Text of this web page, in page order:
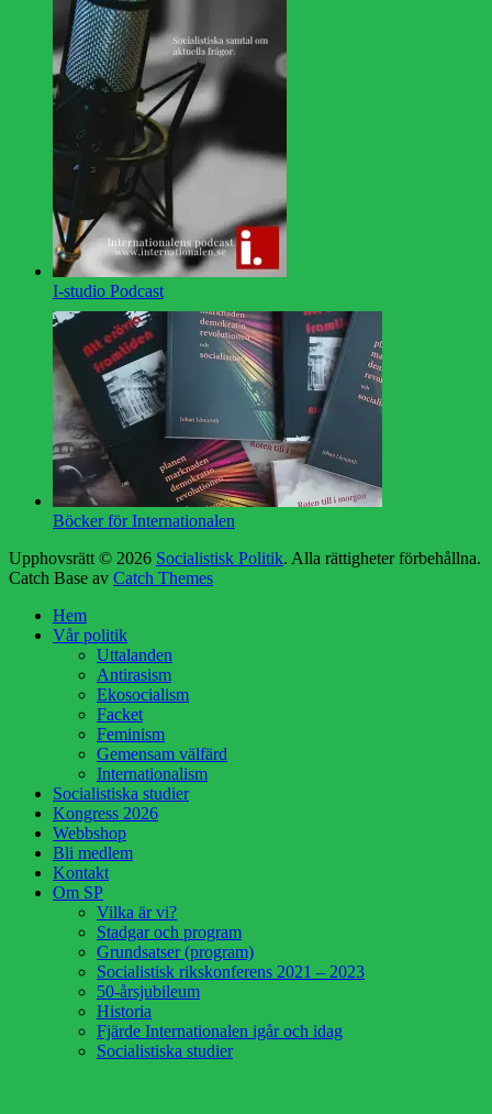
I-studio Podcast
Böcker för Internationalen
Upphovsrätt © 2026 Socialistisk Politik. Alla rättigheter förbehållna.
Catch Base av Catch Themes
Hem
Vår politik
Uttalanden
Antirasism
Ekosocialism
Facket
Feminism
Gemensam välfärd
Internationalism
Socialistiska studier
Kongress 2026
Webbshop
Bli medlem
Kontakt
Om SP
Vilka är vi?
Stadgar och program
Grundsatser (program)
Socialistisk rikskonferens 2021 – 2023
50-årsjubileum
Historia
Fjärde Internationalen igår och idag
Socialistiska studier